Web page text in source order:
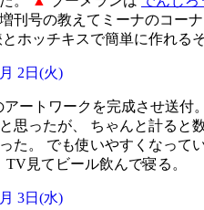
刊号の教えてミーナのコー
ホッチキスで簡単に作れるそ
2日(火)
ートワークを完成させ送付
思ったが、 ちゃんと計ると
た。 でも使いやすくなって
TV見てビール飲んで寝る。
3日(水)